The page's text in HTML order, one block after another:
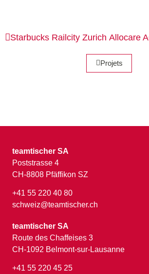
Starbucks Railcity Zurich Allocare
Projets
teamtischer SA
Poststrasse 4
CH-8808 Pfäffikon SZ
+41 55 220 40 80
schweiz@teamtischer.ch
teamtischer SA
Route des Chaffeises 3
CH-1092 Belmont-sur-Lausanne
+41 55 220 45 25